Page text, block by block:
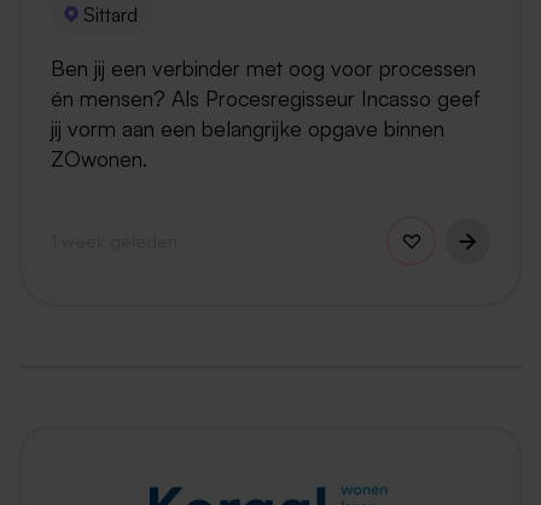
Sittard
Ben jij een verbinder met oog voor processen
én mensen? Als Procesregisseur Incasso geef
jij vorm aan een belangrijke opgave binnen
ZOwonen.